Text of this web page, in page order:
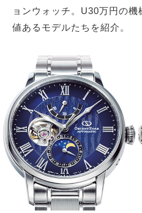
ョンウォッチ。U30万円の
値あるモデルたちを紹介。